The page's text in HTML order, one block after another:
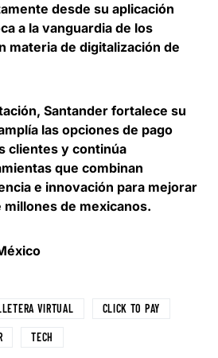
desde su aplicación
a la vanguardia de los
materia de digitalización de
Santander fortalece su
las opciones de pago
clientes y continúa
que combinan
e innovación para mejorar
millones de mexicanos.
VIRTUAL CLICK TO PAY
TECH